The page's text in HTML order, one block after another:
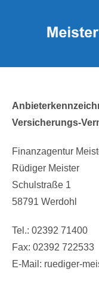
Versicherungs-
Finanzagentur
Rüdiger Meister
Schulstraße 1
58791 Werdohl
Tel.: 02392 71400
Fax: 02392 722533
E-Mail: ruediger-